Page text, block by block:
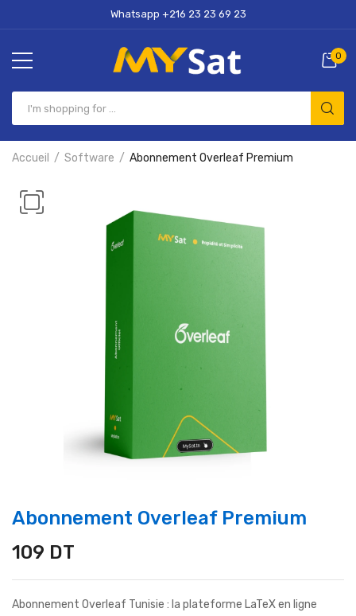
Whatsapp +216 23 23 69 23
0
Accueil Software Abonnement Overleaf Premium
Abonnement Overleaf Premium
109 DT
Abonnement Overleaf Tunisie : la plateforme LaTeX en ligne